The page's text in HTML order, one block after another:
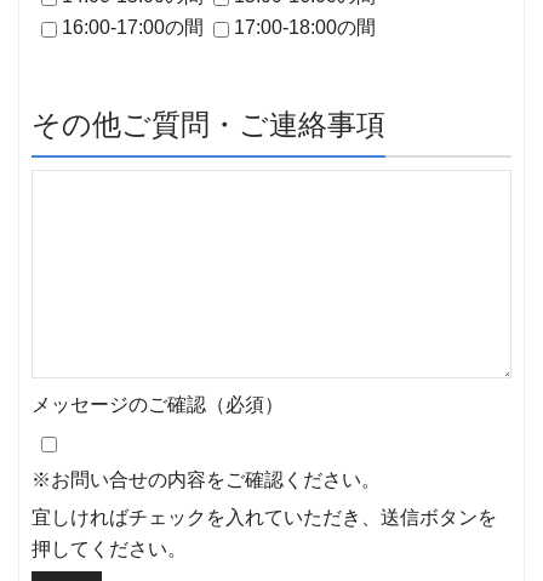
16:00-17:00の間
17:00-18:00の間
その他ご質問・ご連絡事項
メッセージのご確認（必須）
※お問い合せの内容をご確認ください。
宜しければチェックを入れていただき、送信ボタンを
押してください。